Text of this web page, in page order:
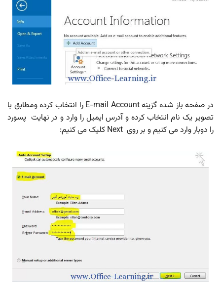
در صفحه باز شده گزینه E-mail Account را انتخاب کرده ومطابق با
تصویر یک نام انتخاب کرده و آدرس ایمیل را وارد و در نهایت پسورد
را دوبار وارد می کنیم و بر روی Next کلیک می کنیم: